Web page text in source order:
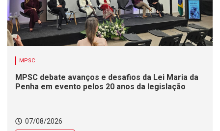
MPSC
MPSC debate avanços e desafios da Lei Maria da
Penha em evento pelos 20 anos da legislação
07/08/2026